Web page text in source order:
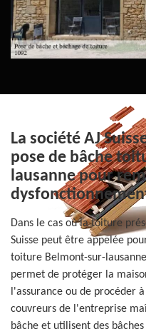
La société AJ
pose de bâche
lausanne pour
Dans le cas où la toiture
Suisse peut être appelée
toiture Belmont-sur-
permet de protéger la
l'assurance ou de procéder
couvreurs de l'entreprise
bâche et utilisent des